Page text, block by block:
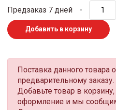
Предзаказ 7 дней -
Добавить в корзину
Поставка данного товара
предварительному заказу.
Добавьте товар в корзину,
оформление и мы